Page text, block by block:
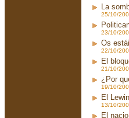
La
25/10/
23/10/
Os
22/10/
El
21/10/
¿Por
19/10/
El
13/10/
El